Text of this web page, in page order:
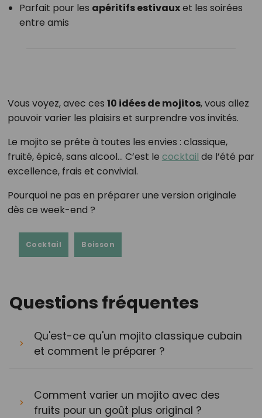
Parfait pour les apéritifs estivauxet les soirées
entre amis
Vous voyez, avec ces 10 idées de mojitos, vous allez
pouvoir varier les plaisirs et surprendre vos invités.
Le mojito se prête à toutes les envies : classique,
fruité, épicé, sans alcool… C’est le cocktail de l’été par
excellence, frais et convivial.
Pourquoi ne pas en préparer une version originale
dès ce week-end ?
Cocktail Boisson
Questions fréquentes
Qu'est-ce qu'un mojito classique cubain
et comment le préparer ?
Comment varier un mojito avec des
fruits pour un goût plus original ?